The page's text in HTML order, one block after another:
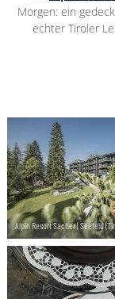
Morgen: ein
echter Tiroler
Alpin Resort Sacher | Seefeld